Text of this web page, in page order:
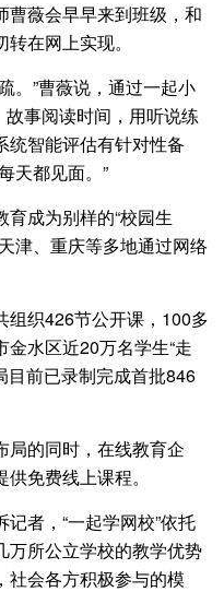
薇会早早来到班级，和
在网上实现。
”曹薇说，通过一起小
事阅读时间，用听说练
统智能评估有针对性备
天都见面。”
成为别样的“校园生
津、重庆等多地通过网络
织426节公开课，100多
水区近20万名学生“走
目前已录制完成首批846
的同时，在线教育企
免费线上课程。
者，“一起学网校”依托
万所公立学校的教学优势
社会各方积极参与的模